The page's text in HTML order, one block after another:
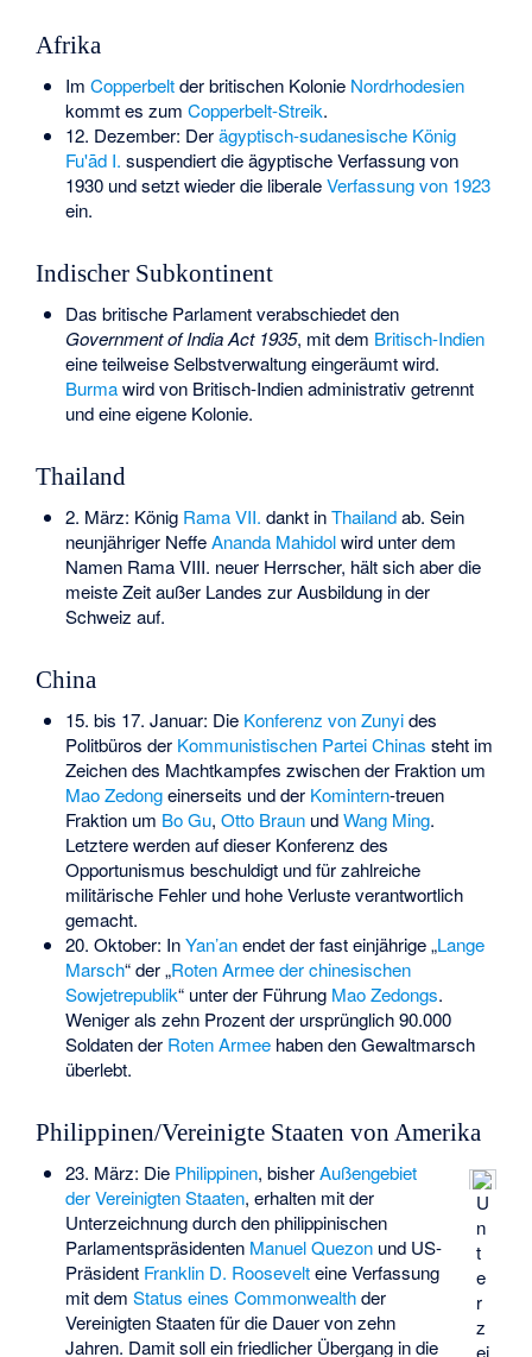
Afrika
Im Copperbeltder britischen Kolonie Nordrhodesien
kommt es zum Copperbelt-Streik.
12. Dezember: Derägyptisch-sudanesische König
Fu'ād I. suspendiert dieägyptische Verfassung von
1930und setzt wieder die liberaleVerfassung von 1923
ein.
Indischer Subkontinent
Das britische Parlament verabschiedet den
Government of India Act1935, mit dem Britisch-Indien
eine teilweise Selbstverwaltung eingeräumt wird.
Burmawird von Britisch-Indien administrativ getrennt
und eine eigene Kolonie.
Thailand
2. März: König Rama VII. dankt inThailandab. Sein
neunjähriger NeffeAnanda Mahidolwird unter dem
Namen Rama VIII. neuer Herrscher, hält sich aber die
meiste Zeit außer Landes zur Ausbildung in der
Schweiz auf.
China
15. bis 17. Januar: Die Konferenz von Zunyides
Politbüros der Kommunistischen Partei Chinas steht im
Zeichen des Machtkampfes zwischen der Fraktion um
Mao Zedongeinerseits und der Komintern-treuen
Fraktion um Bo Gu, Otto BraunundWang Ming.
Letztere werden auf dieser Konferenz des
Opportunismus beschuldigt und für zahlreiche
militärische Fehler und hohe Verluste verantwortlich
gemacht.
20. Oktober: InYan’anendet der fast einjährige „Lange
Marsch“ der „Roten Armee der chinesischen
Sowjetrepublik“ unter der Führung Mao Zedongs.
Weniger als zehn Prozent der ursprünglich 90.000
Soldaten der Roten Armeehaben den Gewaltmarsch
überlebt.
Philippinen/Vereinigte Staaten von Amerika
U
n
t
e
r
z
ei
23. März: Die Philippinen, bisherAußengebiet
der Vereinigten Staaten, erhalten mit der
Unterzeichnung durch den philippinischen
Parlamentspräsidenten Manuel Quezonund US-
Präsident Franklin D. Roosevelteine Verfassung
mit dem Status eines Commonwealthder
Vereinigten Staaten für die Dauer von zehn
Jahren. Damit soll ein friedlicher Übergang in die